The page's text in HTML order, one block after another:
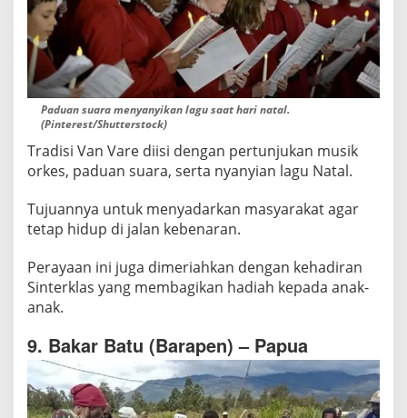
Paduan suara menyanyikan lagu saat hari natal.
(Pinterest/Shutterstock)
Tradisi Van Vare diisi dengan pertunjukan musik
orkes, paduan suara, serta nyanyian lagu Natal.
Tujuannya untuk menyadarkan masyarakat agar
tetap hidup di jalan kebenaran.
Perayaan ini juga dimeriahkan dengan kehadiran
Sinterklas yang membagikan hadiah kepada anak-
anak.
9. Bakar Batu (Barapen) – Papua